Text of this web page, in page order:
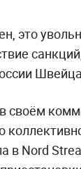
это
своём
в Nord